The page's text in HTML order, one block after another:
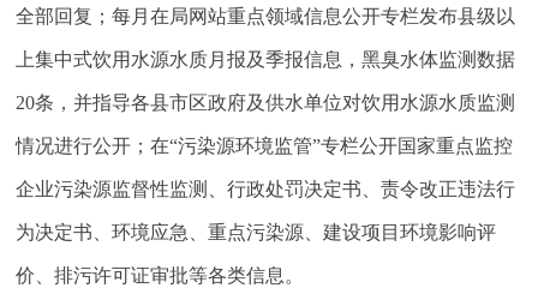
全部回复；每月在局网站重点领域信息公开专栏发布县级以
上集中式饮用水源水质月报及季报信息，黑臭水体监测数据
20条，并指导各县市区政府及供水单位对饮用水源水质监测
情况进行公开；在“污染源环境监管”专栏公开国家重点监控
企业污染源监督性监测、行政处罚决定书、责令改正违法行
为决定书、环境应急、重点污染源、建设项目环境影响评
价、排污许可证审批等各类信息。